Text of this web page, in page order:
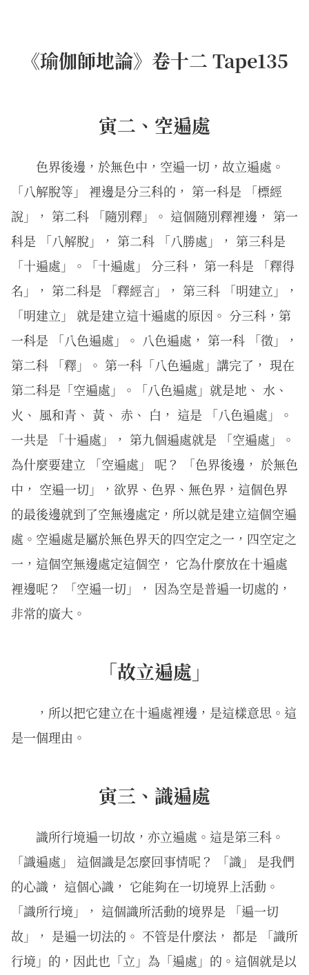
《瑜伽師地論》卷十二 Tape135
寅二、空遍處
色界後邊，於無色中，空遍一切，故立遍處。
「八解脫等」 裡邊是分三科的， 第一科是 「標經
說」， 第二科 「隨別釋」。 這個隨別釋裡邊， 第一
科是 「八解脫」， 第二科 「八勝處」， 第三科是
「十遍處」。「十遍處」 分三科， 第一科是 「釋得
名」， 第二科是 「釋經言」， 第三科 「明建立」，
「明建立」 就是建立這十遍處的原因。 分三科，第
一科是 「八色遍處」。 八色遍處， 第一科 「徵」，
第二科 「釋」。 第一科「八色遍處」講完了， 現在
第二科是「空遍處」。「八色遍處」就是地、 水、
火、 風和青、 黃、 赤、 白， 這是 「八色遍處」。
一共是 「十遍處」， 第九個遍處就是 「空遍處」。
為什麼要建立 「空遍處」 呢？ 「色界後邊， 於無色
中， 空遍一切」，欲界、色界、無色界，這個色界
的最後邊就到了空無邊處定，所以就是建立這個空遍
處。空遍處是屬於無色界天的四空定之一，四空定之
一，這個空無邊處定這個空， 它為什麼放在十遍處
裡邊呢？ 「空遍一切」， 因為空是普遍一切處的，
非常的廣大。
「故立遍處」
，所以把它建立在十遍處裡邊，是這樣意思。這
是一個理由。
寅三、識遍處
識所行境遍一切故，亦立遍處。這是第三科。
「識遍處」 這個識是怎麼回事情呢？ 「識」 是我們
的心識， 這個心識， 它能夠在一切境界上活動。
「識所行境」， 這個識所活動的境界是 「遍一切
故」， 是遍一切法的。 不管是什麼法， 都是 「識所
行境」的，因此也「立」為「遍處」的。這個就是以